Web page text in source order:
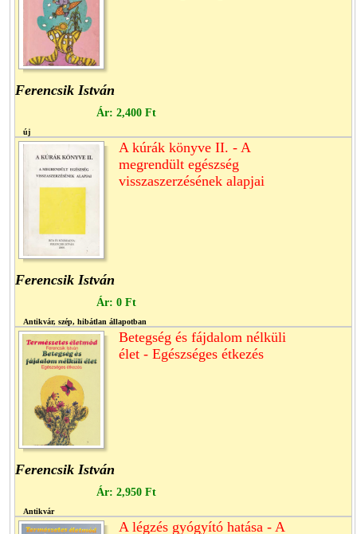
Ferencsik István
Ár: 2,400 Ft
új
A kúrák könyve II. - A
megrendült egészség
visszaszerzésének alapjai
Ferencsik István
Ár: 0 Ft
Antikvár, szép, hibátlan állapotban
Betegség és fájdalom nélküli
élet - Egészséges étkezés
Ferencsik István
Ár: 2,950 Ft
Antikvár
A légzés gyógyító hatása - A